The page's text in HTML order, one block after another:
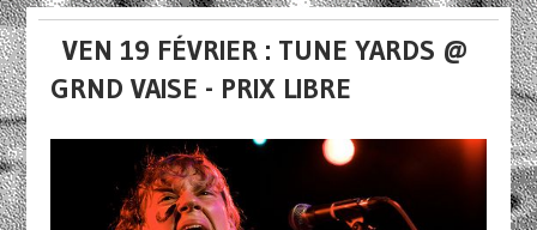
VEN 19 FÉVRIER : TUNE YARDS @
GRND VAISE - PRIX LIBRE